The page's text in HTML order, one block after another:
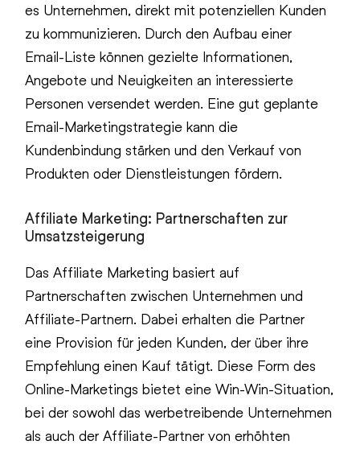
es Unternehmen, direkt mit potenziellen Kunden
zu kommunizieren. Durch den Aufbau einer
Email-Liste können gezielte Informationen,
Angebote und Neuigkeiten an interessierte
Personen versendet werden. Eine gut geplante
Email-Marketingstrategie kann die
Kundenbindung stärken und den Verkauf von
Produkten oder Dienstleistungen fördern.
Affiliate Marketing: Partnerschaften zur
Umsatzsteigerung
Das Affiliate Marketing basiert auf
Partnerschaften zwischen Unternehmen und
Affiliate-Partnern. Dabei erhalten die Partner
eine Provision für jeden Kunden, der über ihre
Empfehlung einen Kauf tätigt. Diese Form des
Online-Marketings bietet eine Win-Win-Situation,
bei der sowohl das werbetreibende Unternehmen
als auch der Affiliate-Partner von erhöhten